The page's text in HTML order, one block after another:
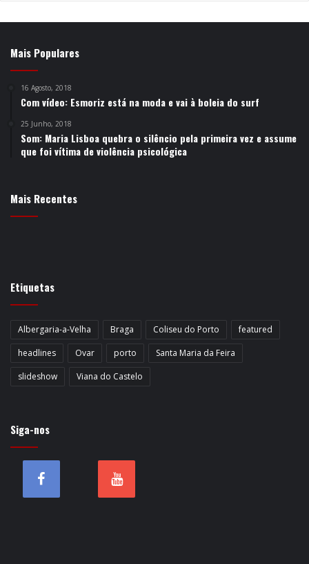
Mais Populares
16 Agosto, 2018
Com vídeo: Esmoriz está na moda e vai à boleia do surf
25 Junho, 2018
Som: Maria Lisboa quebra o silêncio pela primeira vez e assume
que foi vítima de violência psicológica
Mais Recentes
Etiquetas
Albergaria-a-Velha Braga Coliseu do Porto
featured
headlines
Ovar porto
Santa Maria da Feira
slideshow
Viana do Castelo
Siga-nos